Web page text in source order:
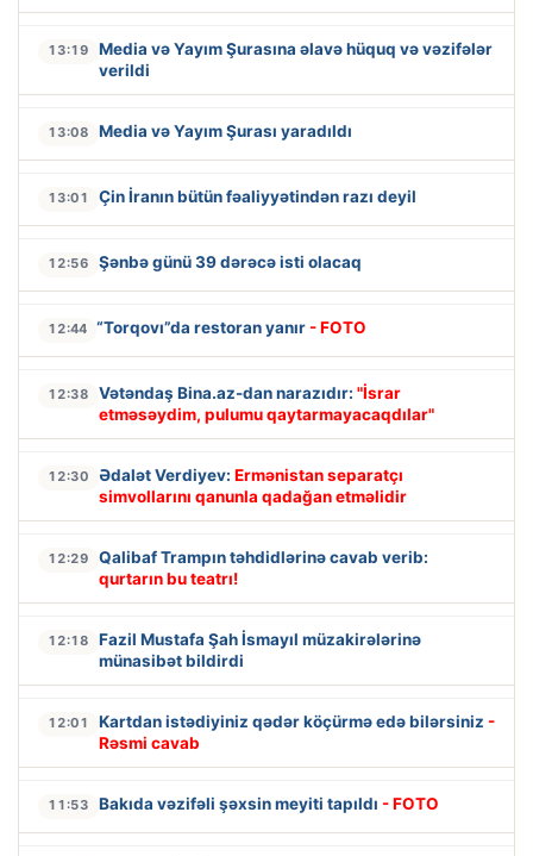
13:19
Media və Yayım Şurasına əlavə hüquq və vəzifələr
verildi
13:08 Media və Yayım Şurası yaradıldı
13:01 Çin İranın bütün fəaliyyətindən razı deyil
12:56 Şənbə günü 39 dərəcə isti olacaq
12:44 “Torqovı”da restoran yanır - FOTO
12:38 Vətəndaş Bina.az-dan narazıdır: "İsrar
etməsəydim, pulumu qaytarmayacaqdılar"
12:30 Ədalət Verdiyev: Ermənistan separatçı
simvollarını qanunla qadağan etməlidir
12:29
Qalibaf Trampın təhdidlərinə cavab verib:
qurtarın bu teatrı!
12:18
Fazil Mustafa Şah İsmayıl müzakirələrinə
münasibət bildirdi
12:01 Kartdan istədiyiniz qədər köçürmə edə bilərsiniz -
Rəsmi cavab
11:53 Bakıda vəzifəli şəxsin meyiti tapıldı - FOTO